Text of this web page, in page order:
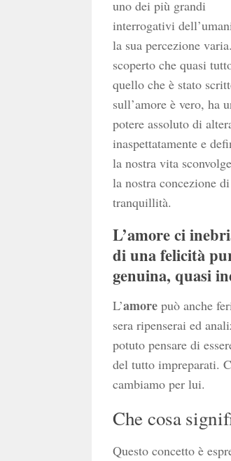
uno dei più grandi
interrogativi
la sua percezione
scoperto che quasi
quello che è stato
sull’amore è vero, ha
potere assoluto di
inaspettatamente e
la nostra vita
la nostra concezione di
tranquillità.
L’amore ci
di una felicità
genuina, quasi
L’amore può anche
sera ripenserai ed
potuto pensare di
del tutto impreparati.
cambiamo per lui.
Che cosa
Questo concetto è